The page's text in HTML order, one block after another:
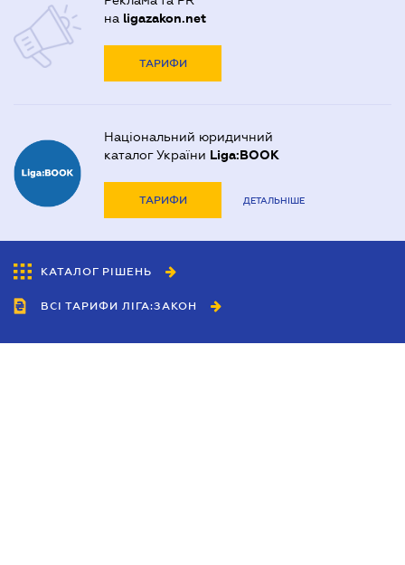
на ligazakon.net
ТАРИФИ
Національний юридичний
каталог України Liga:BOOK
ТАРИФИ ДЕТАЛЬНІШЕ
КАТАЛОГ РІШЕНЬ
ВСІ ТАРИФИ ЛІГА:ЗАКОН